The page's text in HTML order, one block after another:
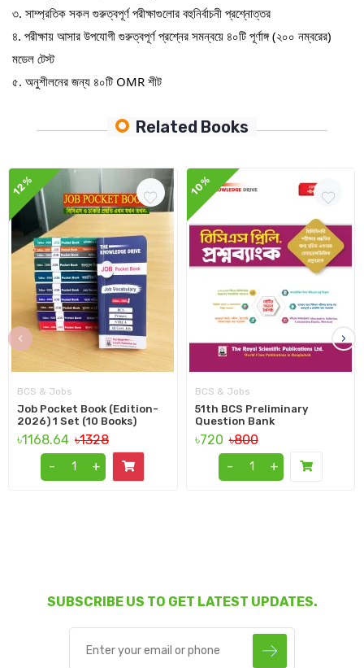
৩. সাম্প্রতিক সকল গুরুত্বপূর্ণ পরীক্ষাগুলোর বহুনির্বাচনী প্রশ্নোত্তর
৪. পরীক্ষায় আসার উপযোগী গুরুত্বপূর্ণ প্রশ্নের সমন্বয়ে ৪০টি পূর্ণাঙ্গ (২০০ নম্বরের)
মডেল টেস্ট
৫. অনুশীলনের জন্য ৪০টি OMR শীট
Related Books
12%
BCS & Jobs
Job Pocket Book (Edition-
2026) 1 Set (10 Books)
৳1168.64 ৳1328
-
+
10%
BCS & Jobs
51th BCS Preliminary
Question Bank
৳720 ৳800
-
+
‹ ›
SUBSCRIBE US TO GET LATEST UPDATES.